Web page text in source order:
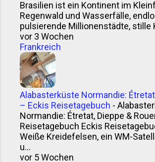
me the curry“. Vielleicht. Sicher ...
Brasilien ist ein Kontinent im
Regenwald und Wasserfälle,
pulsierende Millionenstädte, stille
vor 3 Wochen
Frankreich
Alabasterküste Normandie:
– Eckis Reisetagebuch -
Normandie: Étretat, Dieppe &
Reisetagebuch Eckis
Weiße Kreidefelsen, ein WM-
u...
vor 5 Wochen